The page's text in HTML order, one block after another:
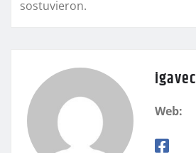
sostuvieron.
igavec
Web: